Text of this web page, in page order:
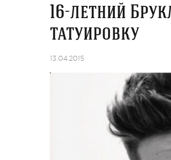
16-летний
татуировку
13.04.2015